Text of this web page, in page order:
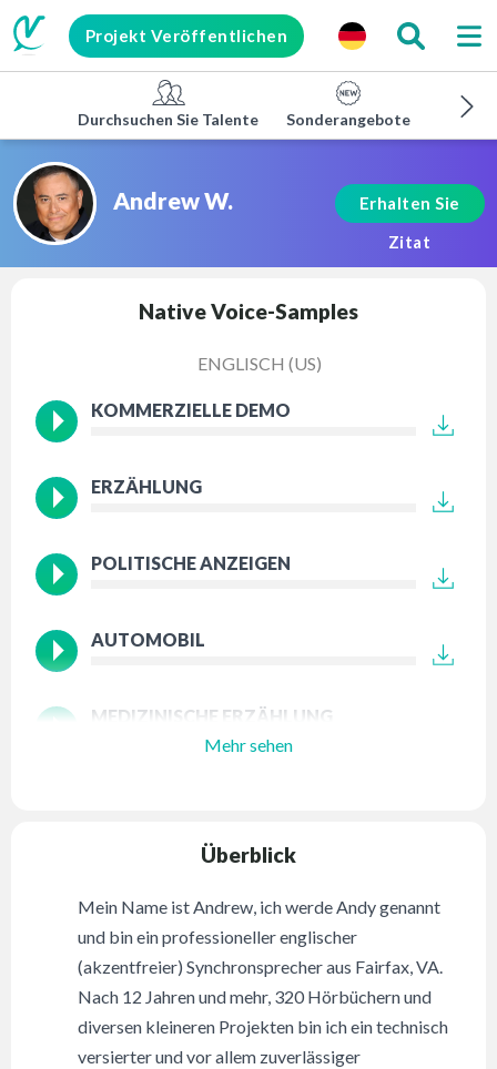
Projekt Veröffentlichen
Durchsuchen Sie Talente Sonderangebote
Andrew W.
Erhalten Sie
Zitat
Native Voice-Samples
ENGLISCH (US)
KOMMERZIELLE DEMO
ERZÄHLUNG
POLITISCHE ANZEIGEN
AUTOMOBIL
MEDIZINISCHE ERZÄHLUNG
Mehr sehen
Überblick
Mein Name ist Andrew, ich werde Andy genannt
und bin ein professioneller englischer
(akzentfreier) Synchronsprecher aus Fairfax, VA.
Nach 12 Jahren und mehr, 320 Hörbüchern und
diversen kleineren Projekten bin ich ein technisch
versierter und vor allem zuverlässiger